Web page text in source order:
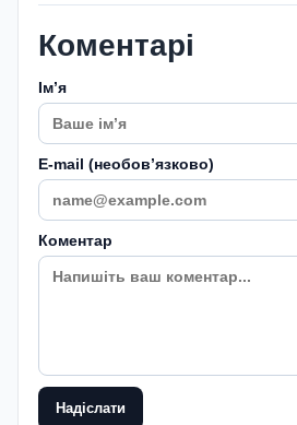
Коментарі
Імʼя
E-mail (необовʼязково)
Коментар
Надіслати